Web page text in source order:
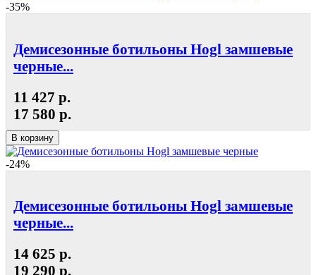
-35%
Демисезонные ботильоны Hogl замшевые
черные...
11 427 р.
17 580 р.
В корзину
-24%
Демисезонные ботильоны Hogl замшевые
черные...
14 625 р.
19 290 р.